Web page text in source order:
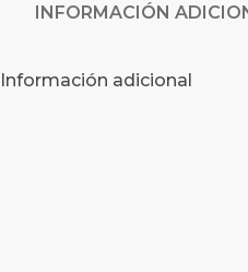
INFORMACIÓN
Información adicional